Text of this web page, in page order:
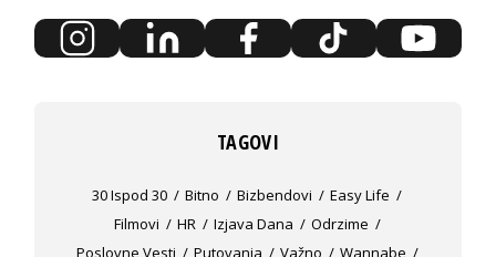
TAGOVI
30 Ispod 30 Bitno Bizbendovi
Easy Life
Filmovi
HR Izjava Dana
Odrzime
Poslovne Vesti
Putovanja Važno
Wannabe